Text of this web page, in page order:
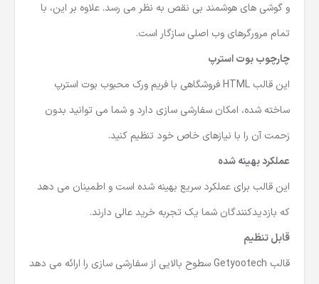
و گوشی های هوشمند بی نقص به نظر می رسد. علاوه بر این، با
تمام مرورگرهای وب اصلی سازگار است.
چارچوب بوت استرپ
این قالب HTML فروشگاهی
با فریم ورک محبوب بوت استرپ
ساخته شده، امکان سفارشی سازی دارد و شما می توانید بدون
زحمت آن را با نیازهای خاص خود تنظیم کنید.
عملکرد بهینه شده
این قالب برای عملکرد سریع بهینه شده است و اطمینان می دهد
که بازدیدکنندگان شما یک تجربه خرید عالی دارند.
قابل تنظیم
قالب Getyootech سطوح بالایی از سفارشی سازی را ارائه می دهد